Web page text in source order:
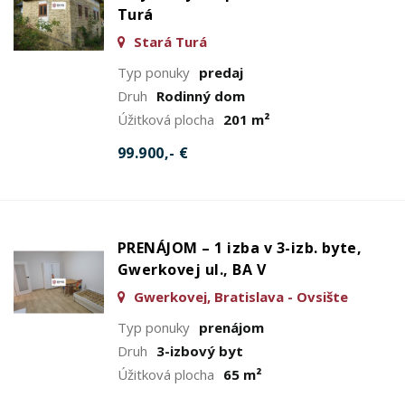
Turá
Stará Turá
Typ ponuky predaj
Druh Rodinný dom
Úžitková plocha 201 m²
99.900,- €
PRENÁJOM – 1 izba v 3-izb. byte,
Gwerkovej ul., BA V
Gwerkovej, Bratislava - Ovsište
Typ ponuky prenájom
Druh 3-izbový byt
Úžitková plocha 65 m²